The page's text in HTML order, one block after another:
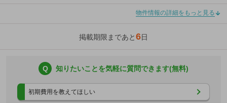
物件情報の詳細をもっと見る
掲載期限まであと6日
Q 知りたいことを気軽に質問できます(無料)
初期費用を教えてほしい